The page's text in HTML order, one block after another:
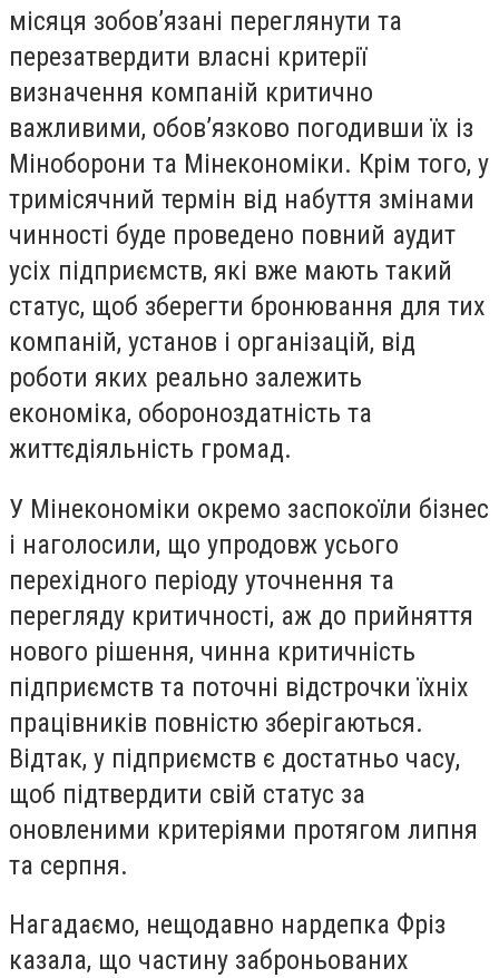
місяця зобов’язані переглянути та
перезатвердити власні критерії
визначення компаній критично
важливими, обов’язково погодивши їх із
Міноборони та Мінекономіки. Крім того, у
тримісячний термін від набуття змінами
чинності буде проведено повний аудит
усіх підприємств, які вже мають такий
статус, щоб зберегти бронювання для тих
компаній, установ і організацій, від
роботи яких реально залежить
економіка, обороноздатність та
життєдіяльність громад.
У Мінекономіки окремо заспокоїли бізнес
і наголосили, що упродовж усього
перехідного періоду уточнення та
перегляду критичності, аж до прийняття
нового рішення, чинна критичність
підприємств та поточні відстрочки їхніх
працівників повністю зберігаються.
Відтак, у підприємств є достатньо часу,
щоб підтвердити свій статус за
оновленими критеріями протягом липня
та серпня.
Нагадаємо, нещодавно нардепка Фріз
казала, що частину заброньованих